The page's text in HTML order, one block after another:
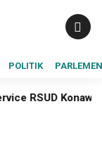
POLITIK PARLEMEN
Konawe Utara